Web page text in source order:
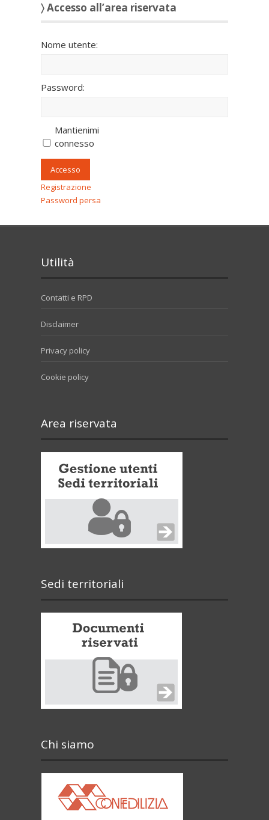
〉 Accesso all’area riservata
Nome utente:
Password:
Mantienimi
connesso
Accesso
Registrazione
Password persa
Utilità
Contatti e RPD
Disclaimer
Privacy policy
Cookie policy
Area riservata
Sedi territoriali
Chi siamo